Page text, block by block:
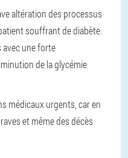
altération des processus
souffrant de diabète.
avec une forte
de la glycémie
médicaux urgents, car en
et même des décès